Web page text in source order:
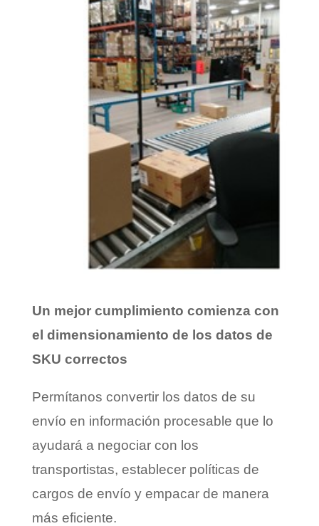
Un mejor cumplimiento comienza con
el dimensionamiento de los datos de
SKU correctos
Permítanos convertir los datos de su
envío en información procesable que lo
ayudará a negociar con los
transportistas, establecer políticas de
cargos de envío y empacar de manera
más eficiente.